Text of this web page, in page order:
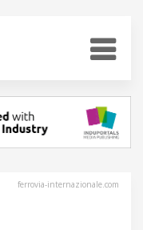
ferrovia-internazionale.com